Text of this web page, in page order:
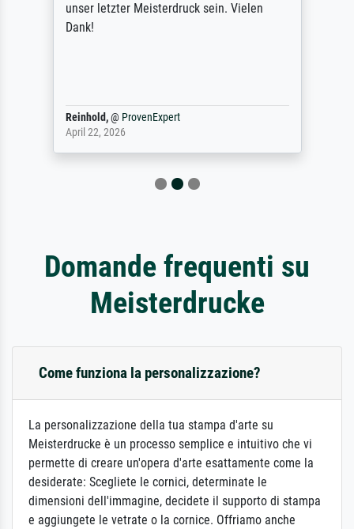
unser letzter Meisterdruck sein. Vielen
Dank!
Reinhold,@ ProvenExpert
April 22, 2026
Domande frequenti su
Meisterdrucke
Come funziona la personalizzazione?
La personalizzazione della tua stampa d'arte su
Meisterdrucke è un processo semplice e intuitivo che vi
permette di creare un'opera d'arte esattamente come la
desiderate: Scegliete le cornici, determinate le
dimensioni dell'immagine, decidete il supporto di stampa
e aggiungete le vetrate o la cornice. Offriamo anche